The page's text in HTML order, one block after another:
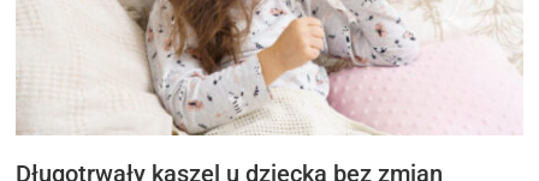
Długotrwały kaszel u dziecka bez zmian